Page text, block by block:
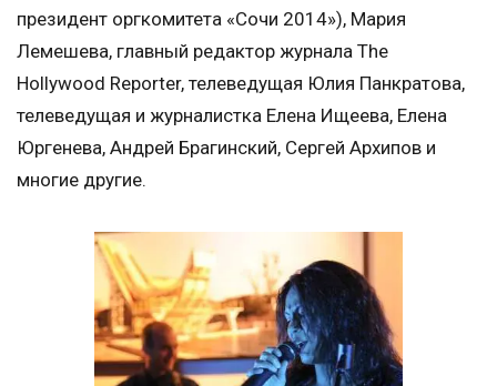
президент оргкомитета «Сочи 2014»), Мария
Лемешева, главный редактор журнала The
Hollywood Reporter, телеведущая Юлия Панкратова,
телеведущая и журналистка Елена Ищеева, Елена
Юргенева, Андрей Брагинский, Сергей Архипов и
многие другие.